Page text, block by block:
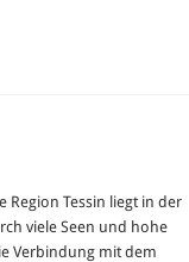
Region Tessin liegt in der
viele Seen und hohe
Verbindung mit dem